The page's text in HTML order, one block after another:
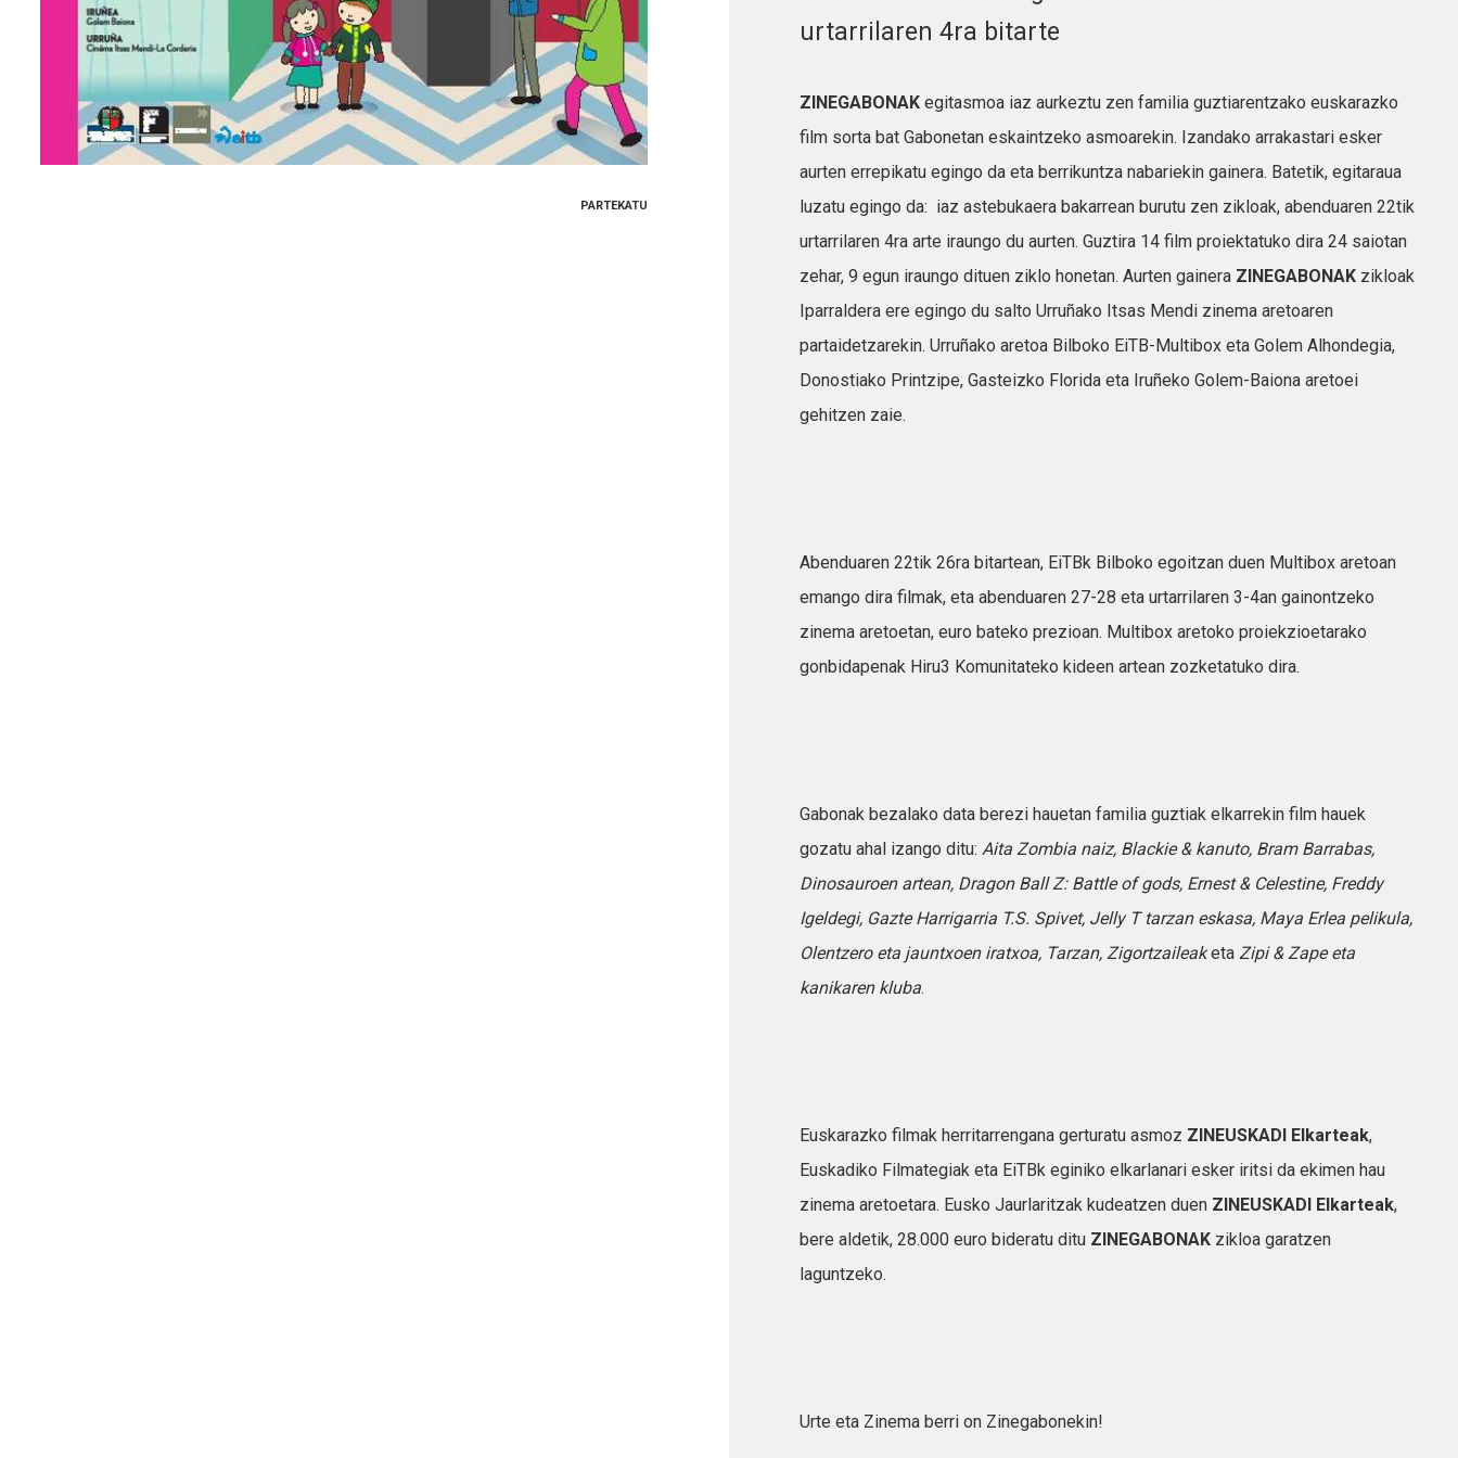
PARTEKATU
urtarrilaren 4ra bitarte
ZINEGABONAK egitasmoa iaz aurkeztu zen familia guztiarentzako euskarazko
film sorta bat Gabonetan eskaintzeko asmoarekin. Izandako arrakastari esker
aurten errepikatu egingo da eta berrikuntza nabariekin gainera. Batetik, egitaraua
luzatu egingo da: iaz astebukaera bakarrean burutu zen zikloak, abenduaren 22tik
urtarrilaren 4ra arte iraungo du aurten. Guztira 14 film proiektatuko dira 24 saiotan
zehar, 9 egun iraungo dituen ziklo honetan. Aurten gainera ZINEGABONAK zikloak
Iparraldera ere egingo du salto Urruñako Itsas Mendi zinema aretoaren
partaidetzarekin. Urruñako aretoa Bilboko EiTB-Multibox eta Golem Alhondegia,
Donostiako Printzipe, Gasteizko Florida eta Iruñeko Golem-Baiona aretoei
gehitzen zaie.
Abenduaren 22tik 26ra bitartean, EiTBk Bilboko egoitzan duen Multibox aretoan
emango dira filmak, eta abenduaren 27-28 eta urtarrilaren 3-4an gainontzeko
zinema aretoetan, euro bateko prezioan. Multibox aretoko proiekzioetarako
gonbidapenak Hiru3 Komunitateko kideen artean zozketatuko dira.
Gabonak bezalako data berezi hauetan familia guztiak elkarrekin film hauek
gozatu ahal izango ditu: Aita Zombia naiz, Blackie & kanuto, Bram Barrabas,
Dinosauroen artean, Dragon Ball Z: Battle of gods, Ernest & Celestine, Freddy
Igeldegi, Gazte Harrigarria T.S. Spivet, Jelly T tarzan eskasa, Maya Erlea pelikula,
Olentzero eta jauntxoen iratxoa, Tarzan, Zigortzaileaketa Zipi & Zape eta
kanikaren kluba.
Euskarazko filmak herritarrengana gerturatu asmoz ZINEUSKADI Elkarteak,
Euskadiko Filmategiak eta EiTBk eginiko elkarlanari esker iritsi da ekimen hau
zinema aretoetara. Eusko Jaurlaritzak kudeatzen duen ZINEUSKADI Elkarteak,
bere aldetik, 28.000 euro bideratu ditu ZINEGABONAK zikloa garatzen
laguntzeko.
Urte eta Zinema berri on Zinegabonekin!